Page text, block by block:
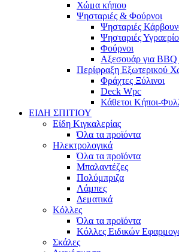
Χώμα κήπου
Ψησταριές & Φούρνοι
Ψησταριές
Ψησταριές
Φούρνοι
Αξεσουάρ για
Περίφραξη Εξωτερικού
Φράχτες Ξύλινοι
Deck Wpc
Κάθετοι Κήποι-
ΕΙΔΗ ΣΠΙΤΙΟΥ
Είδη Κιγκαλερίας
Όλα τα προϊόντα
Ηλεκτρολογικά
Όλα τα προϊόντα
Μπαλαντέζες
Πολύμπριζα
Λάμπες
Δεματικά
Κόλλες
Όλα τα προϊόντα
Κόλλες Ειδικών
Σκάλες